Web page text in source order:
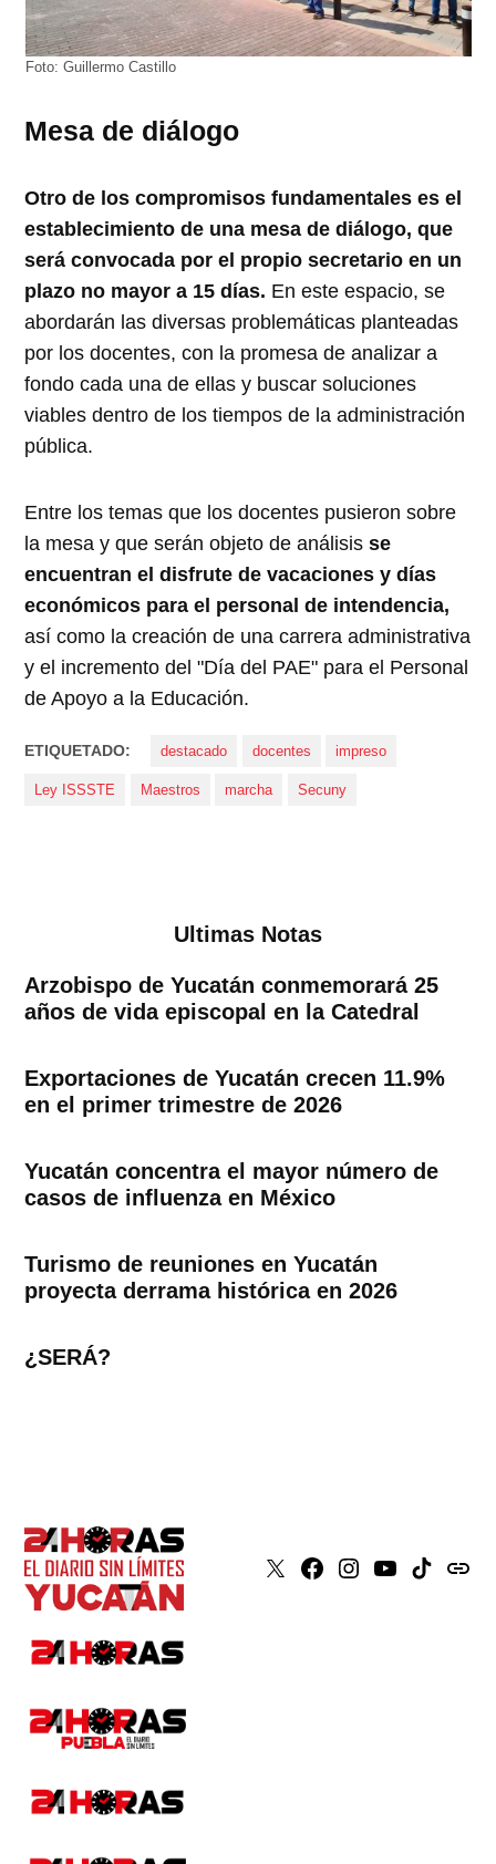
Foto: Guillermo Castillo
Mesa de diálogo
Otro de los compromisos fundamentales es el
establecimiento de una mesa de diálogo, que
será convocada por el propio secretario en un
plazo no mayor a 15 días. En este espacio, se
abordarán las diversas problemáticas planteadas
por los docentes, con la promesa de analizar a
fondo cada una de ellas y buscar soluciones
viables dentro de los tiempos de la administración
pública.
Entre los temas que los docentes pusieron sobre
la mesa y que serán objeto de análisisse
encuentran el disfrute de vacaciones y días
económicos para el personal de intendencia,
así como la creación de una carrera administrativa
y el incremento del "Día del PAE" para el Personal
de Apoyo a la Educación.
ETIQUETADO: destacado docentes impreso
Ley ISSSTE Maestros marcha Secuny
Ultimas Notas
Arzobispo de Yucatán conmemorará 25
años de vida episcopal en la Catedral
Exportaciones de Yucatán crecen 11.9%
en el primer trimestre de 2026
Yucatán concentra el mayor número de
casos de influenza en México
Turismo de reuniones en Yucatán
proyecta derrama histórica en 2026
¿SERÁ?
X Faceboook
Instagram
YoutubeTiktokissuu